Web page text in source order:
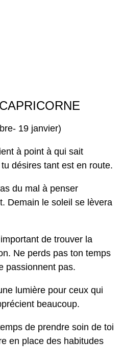
19 janvier)
à point à qui sait
désires tant est en route.
du mal à penser
Demain le soleil se lèvera
de trouver la
Ne perds pas ton temps
passionnent pas.
lumière pour ceux qui
beaucoup.
de prendre soin de toi
en place des habitudes